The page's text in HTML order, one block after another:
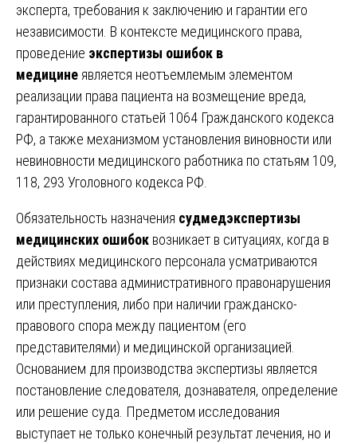
эксперта, требования к заключению и гарантии его
независимости. В контексте медицинского права,
проведение экспертизы ошибок в
медицине является неотъемлемым элементом
реализации права пациента на возмещение вреда,
гарантированного статьей 1064 Гражданского кодекса
РФ, а также механизмом установления виновности или
невиновности медицинского работника по статьям 109,
118, 293 Уголовного кодекса РФ.
Обязательность назначения судмедэкспертизы
медицинских ошибок возникает в ситуациях, когда в
действиях медицинского персонала усматриваются
признаки состава административного правонарушения
или преступления, либо при наличии гражданско-
правового спора между пациентом (его
представителями) и медицинской организацией.
Основанием для производства экспертизы является
постановление следователя, дознавателя, определение
или решение суда. Предметом исследования
выступает не только конечный результат лечения, но и